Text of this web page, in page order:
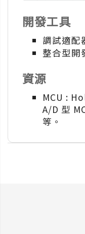
開發工具
調試適配
整合型開
資源
MCU :
A/D 型
等。